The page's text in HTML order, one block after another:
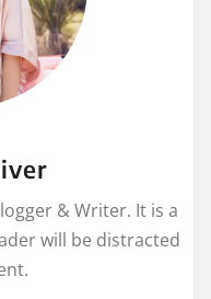
& Writer. It is a
will be distracted